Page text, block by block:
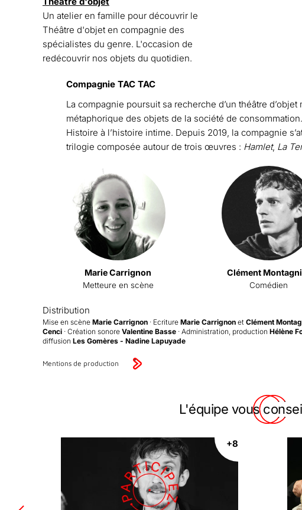
Un atelier en famille pour découvrir le
Théâtre d'objet en compagnie des
spécialistes du genre. L'occasion de
redécouvrir nos objets du quotidien.
Compagnie TAC TAC
La compagnie poursuit sa recherche d’un théâtre
métaphorique des objets de la société de
Histoire à l’histoire intime. Depuis 2019, la compagnie
trilogie composée autour de trois œuvres : Hamlet, La
Marie Carrignon
Metteure en scène
Clément
Comédien
Distribution
Mise en scène Marie Carrignon · Ecriture Marie Carrignon et Clément
Cenci · Création sonore Valentine Basse · Administration, production Hélène
diffusion Les Gomères - Nadine Lapuyade
Mentions de production
L'équipe vous
+8